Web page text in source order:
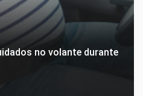
no volante durante